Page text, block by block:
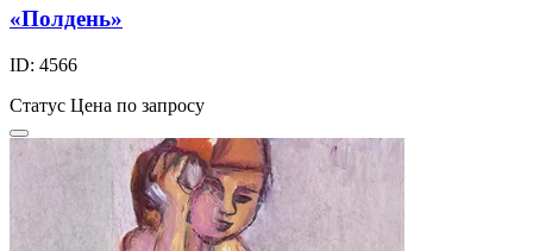
«Полдень»
ID: 4566
Статус Цена по запросу